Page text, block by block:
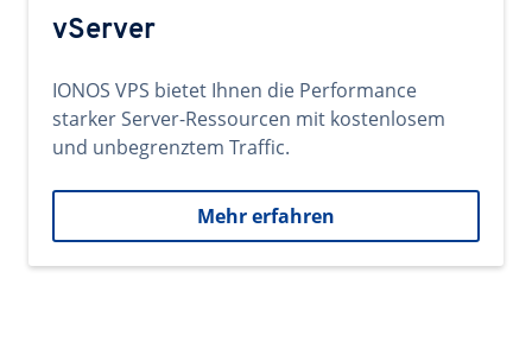
vServer
IONOS VPS bietet Ihnen die Performance
starker Server-Ressourcen mit kostenlosem
und unbegrenztem Traffic.
Mehr erfahren